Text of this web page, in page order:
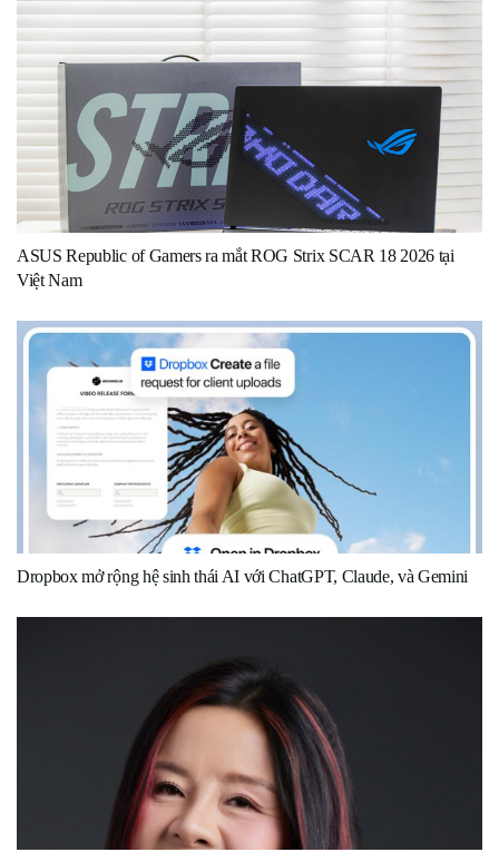
ASUS Republic of Gamers ra mắt ROG Strix SCAR 18 2026 tại
Việt Nam
Dropbox mở rộng hệ sinh thái AI với ChatGPT, Claude, và Gemini